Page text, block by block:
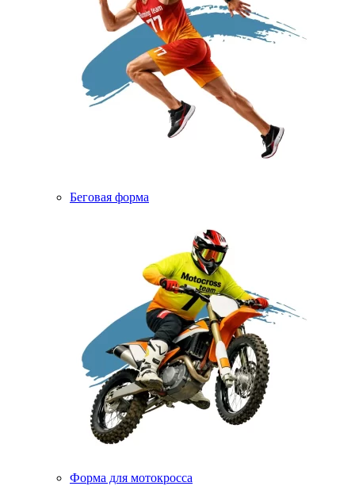
Беговая форма
Форма для мотокросса